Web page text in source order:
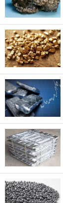
周四
全球
芯片
股价
WPP
谷歌
在地
环保